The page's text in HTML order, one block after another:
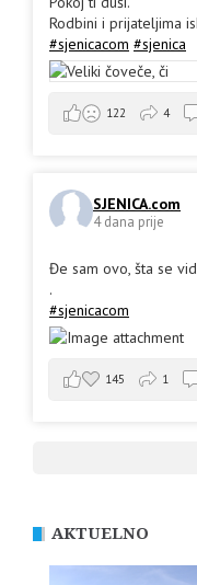
Rodbini i prijateljima
#sjenicacom #sjenica
122 4
SJENICA.com
4 dana prije
Đe sam ovo, šta se
.
#sjenicacom
145 1
AKTUELNO